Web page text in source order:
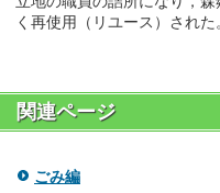
く再使用（リユース）された
関連ページ
ごみ編